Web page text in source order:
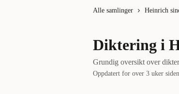
Alle samlinger Heinrich
Diktering i
Grundig oversikt over
Oppdatert for over 3 uker siden